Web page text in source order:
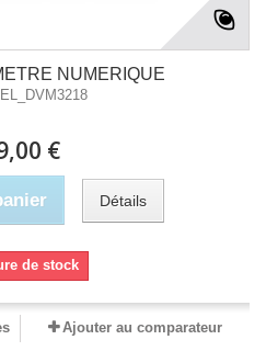
NUMERIQUE
€
Détails
de stock
Ajouter au comparateur